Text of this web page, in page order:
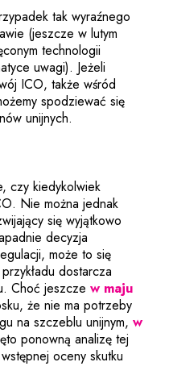
tak wyraźnego
(jeszcze w lutym
technologii
uwagi). Jeżeli
ICO, także wśród
spodziewać się
unijnych.
czy kiedykolwiek
Nie można jednak
się wyjątkowo
decyzja
może to się
dostarcza
Choć jeszczew maju
w nowym oknie
że nie ma potrzeby
na szczeblu unijnym,w
link zostanie otwarty w
ponowną analizę tej
oceny skutku